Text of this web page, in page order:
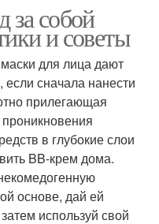
за собой
и советы
для лица дают
сначала нанести
прилегающая
в глубокие слои
BB-крем дома.
основе, дай ей
используй свой